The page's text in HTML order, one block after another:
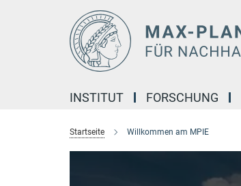
INSTITUT FORSCHUNG
Startseite Willkommen am MPIE